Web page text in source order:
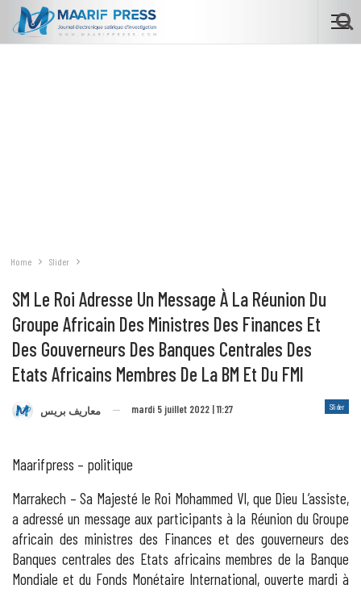
Home Slider
SM Le Roi Adresse Un Message À La Réunion Du
Groupe Africain Des Ministres Des Finances Et
Des Gouverneurs Des Banques Centrales Des
Etats Africains Membres De La BM Et Du FMI
Slider معاريف بريس mardi 5 juillet 2022 | 11:27
Maarifpress – politique
Marrakech – Sa Majesté le Roi Mohammed VI, que Dieu L’assiste,
a adressé un message aux participants à la Réunion du Groupe
africain des ministres des Finances et des gouverneurs des
Banques centrales des Etats africains membres de la Banque
Mondiale et du Fonds Monétaire International, ouverte mardi à